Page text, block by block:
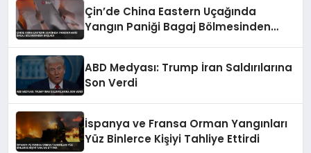
Çin’de China Eastern Uçağında
Yangın Paniği Bagaj Bölmesinden
ABD Medyası: Trump İran Saldırılarına
Son Verdi
İspanya ve Fransa Orman Yangınları
Yüz Binlerce Kişiyi Tahliye Ettirdi